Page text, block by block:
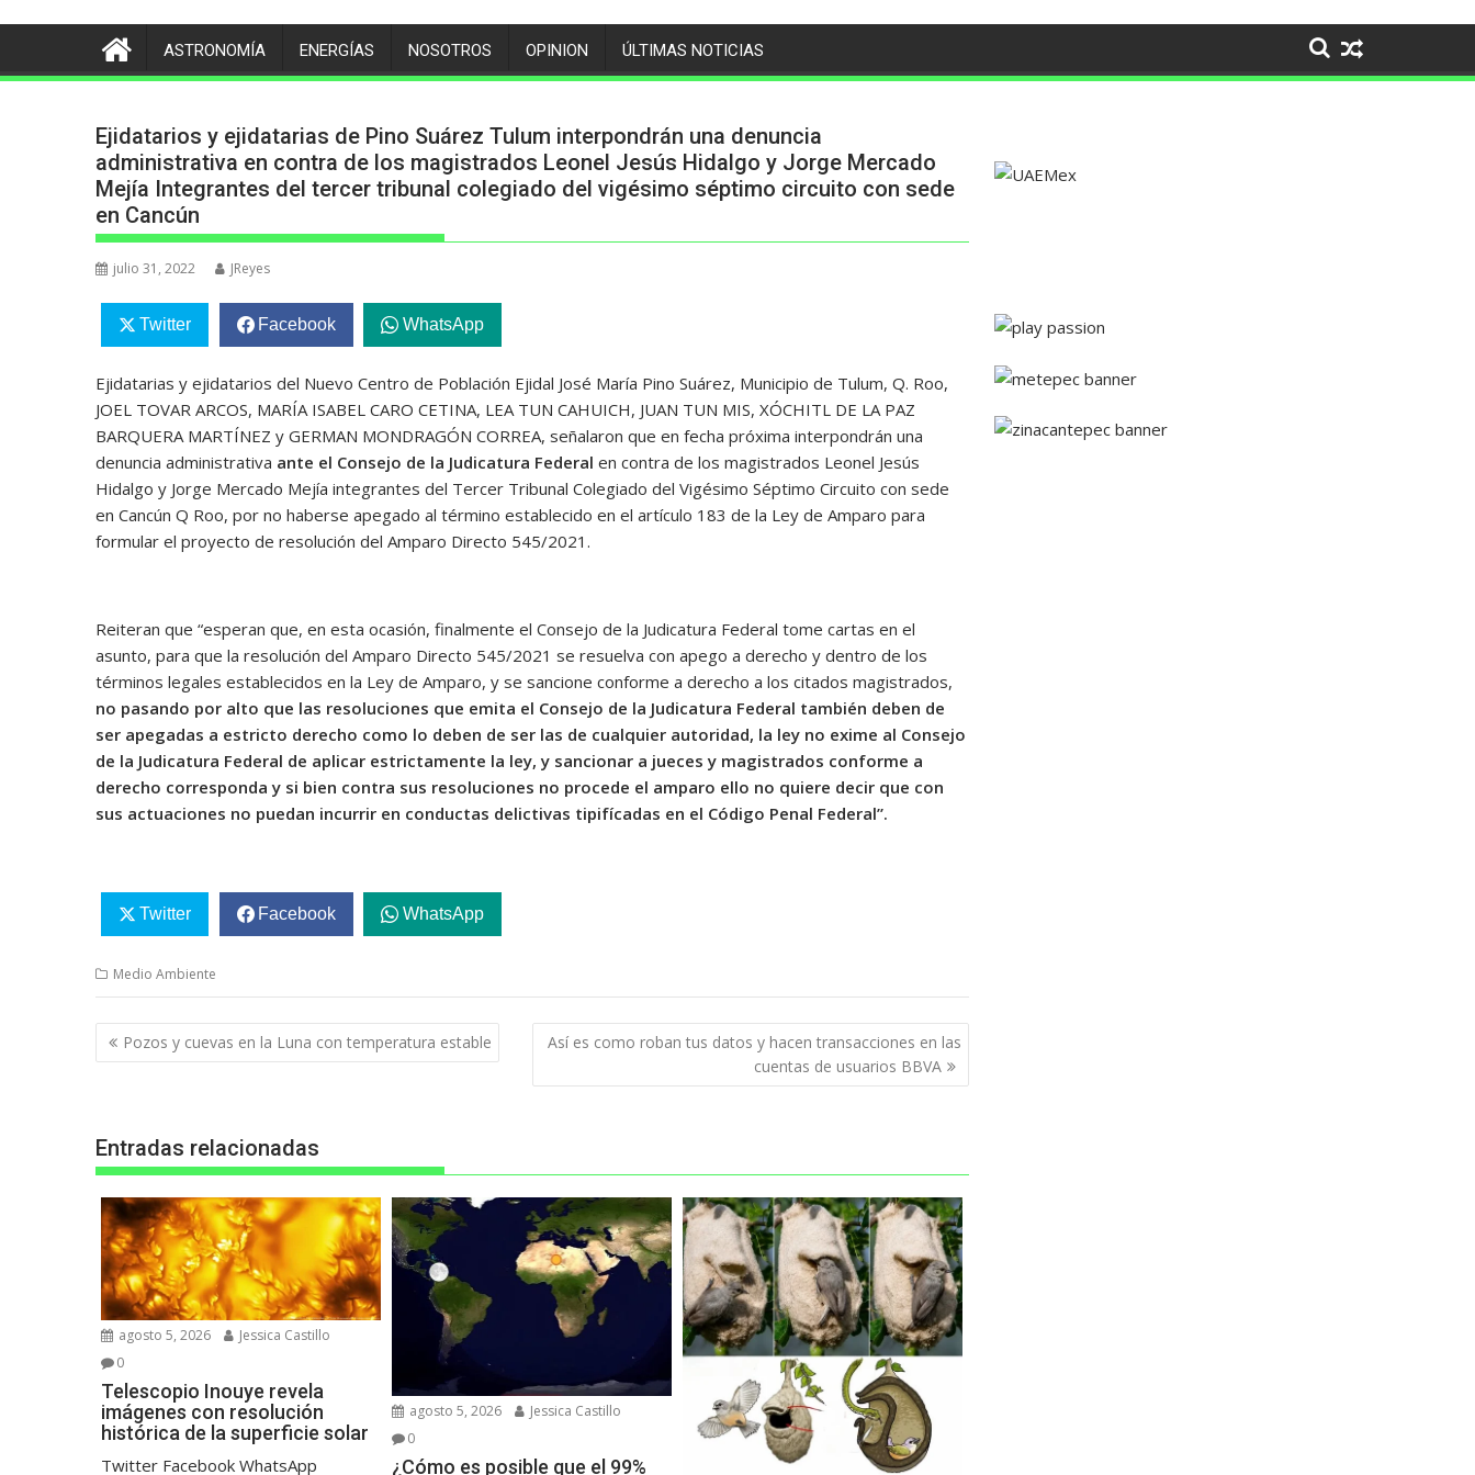
ASTRONOMÍA ENERGÍAS NOSOTROS OPINION ÚLTIMAS NOTICIAS
Ejidatarios y ejidatarias de Pino Suárez Tulum interpondrán una denuncia
administrativa en contra de los magistrados Leonel Jesús Hidalgo y Jorge Mercado
Mejía Integrantes del tercer tribunal colegiado del vigésimo séptimo circuito con sede
en Cancún
julio 31, 2022 JReyes
Twitter Facebook WhatsApp
Ejidatarias y ejidatarios del Nuevo Centro de Población Ejidal José María Pino Suárez, Municipio de Tulum, Q. Roo,
JOEL TOVAR ARCOS, MARÍA ISABEL CARO CETINA, LEA TUN CAHUICH, JUAN TUN MIS, XÓCHITL DE LA PAZ
BARQUERA MARTÍNEZ y GERMAN MONDRAGÓN CORREA, señalaron que en fecha próxima interpondrán una
denuncia administrativa ante el Consejo de la Judicatura Federal en contra de los magistrados Leonel Jesús
Hidalgo y Jorge Mercado Mejía integrantes del Tercer Tribunal Colegiado del Vigésimo Séptimo Circuito con sede
en Cancún Q Roo, por no haberse apegado al término establecido en el artículo 183 de la Ley de Amparo para
formular el proyecto de resolución del Amparo Directo 545/2021.
Reiteran que “esperan que, en esta ocasión, finalmente el Consejo de la Judicatura Federal tome cartas en el
asunto, para que la resolución del Amparo Directo 545/2021 se resuelva con apego a derecho y dentro de los
términos legales establecidos en la Ley de Amparo, y se sancione conforme a derecho a los citados magistrados,
no pasando por alto que las resoluciones que emita el Consejo de la Judicatura Federal también deben de
ser apegadas a estricto derecho como lo deben de ser las de cualquier autoridad, la ley no exime al Consejo
de la Judicatura Federal de aplicar estrictamente la ley, y sancionar a jueces y magistrados conforme a
derecho corresponda y si bien contra sus resoluciones no procede el amparo ello no quiere decir que con
sus actuaciones no puedan incurrir en conductas delictivas tipifícadas en el Código Penal Federal”.
Twitter Facebook WhatsApp
Medio Ambiente
Navegación
de
Pozos y cuevas en la Luna con temperatura estable
Así es como roban tus datos y hacen transacciones en las
cuentas de usuarios BBVA
Entradas relacionadas
agosto 5, 2026
Jessica Castillo
0
Telescopio Inouye revela
imágenes con resolución
histórica de la superficie solar
Twitter Facebook WhatsApp
agosto 5, 2026
Jessica Castillo
0
¿Cómo es posible que el 99%